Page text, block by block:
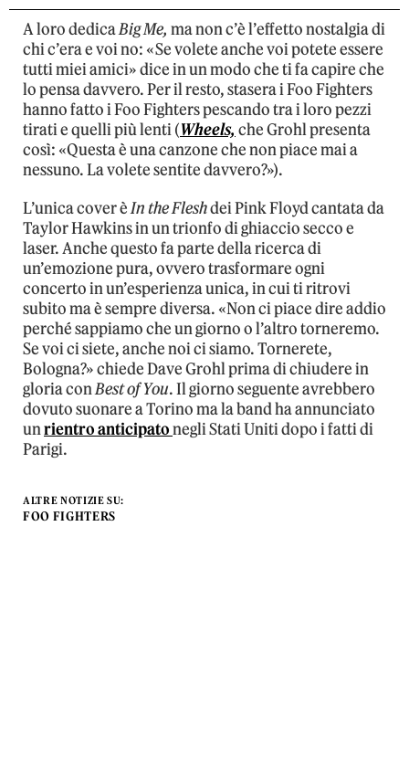
A loro dedicaBig Me, ma non c’è l’effetto nostalgia di
chi c’era e voi no: «Se volete anche voi potete essere
tutti miei amici» dice in un modo che ti fa capire che
lo pensa davvero. Per il resto, stasera i Foo Fighters
hanno fatto i Foo Fighters pescando tra i loro pezzi
tirati e quelli più lenti (Wheels, che Grohl presenta
così: «Questa è una canzone che non piace mai a
nessuno. La volete sentite davvero?»).
L’unica cover èIn the Fleshdei Pink Floyd cantata da
Taylor Hawkins in un trionfo di ghiaccio secco e
laser. Anche questo fa parte della ricerca di
un’emozione pura, ovvero trasformare ogni
concerto in un’esperienza unica, in cui ti ritrovi
subito ma è sempre diversa. «Non ci piace dire addio
perché sappiamo che un giorno o l’altro torneremo.
Se voi ci siete, anche noi ci siamo. Tornerete,
Bologna?» chiede Dave Grohl prima di chiudere in
gloria conBest of You. Il giorno seguente avrebbero
dovuto suonare a Torino ma la band ha annunciato
unrientro anticipatonegli Stati Uniti dopo i fatti di
Parigi.
ALTRE NOTIZIE SU:
FOO FIGHTERS